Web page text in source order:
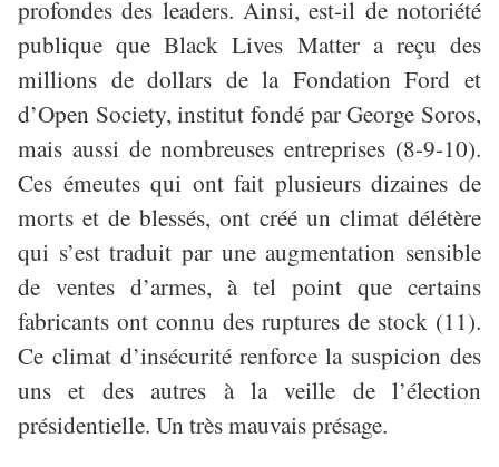
profondes des leaders. Ainsi, est-il de notoriété
publique que Black Lives Matter a reçu des
millions de dollars de la Fondation Ford et
d’Open Society, institut fondé par George Soros,
mais aussi de nombreuses entreprises (8-9-10).
Ces émeutes qui ont fait plusieurs dizaines de
morts et de blessés, ont créé un climat délétère
qui s’est traduit par une augmentation sensible
de ventes d’armes, à tel point que certains
fabricants ont connu des ruptures de stock (11).
Ce climat d’insécurité renforce la suspicion des
uns et des autres à la veille de l’élection
présidentielle. Un très mauvais présage.